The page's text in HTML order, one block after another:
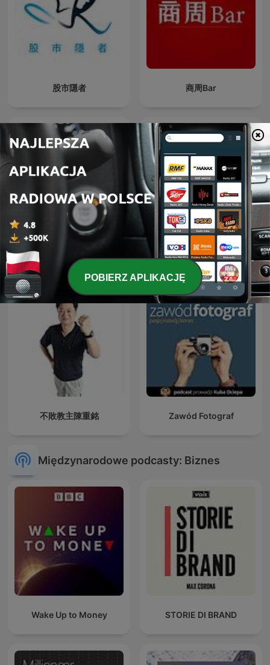
股市隱者 商周Bar
Marketplace Morning
Report
不敗教主陳重銘 Zawód Fotograf
Międzynarodowe podcasty: Biznes
Wake Up to Money STORIE DI BRAND
POBIERZ APLIKACJĘ